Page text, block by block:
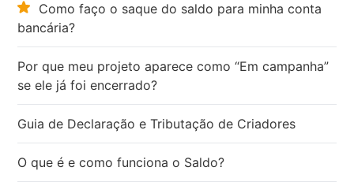
Como faço o saque do saldo para minha conta
bancária?
Por que meu projeto aparece como “Em campanha”
se ele já foi encerrado?
Guia de Declaração e Tributação de Criadores
O que é e como funciona o Saldo?